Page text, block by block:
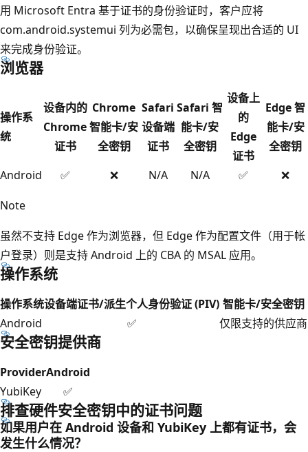
用 Microsoft Entra 基于证书的身份验证时，客户应将
com.android.systemui 列为必需包，以确保呈现出合适的 UI
来完成身份验证。
浏览器
操作系
统
设备内的
Chrome
证书
Chrome
智能卡/安
全密钥
Safari
设备端
证书
Safari 智
能卡/安
全密钥
设备上
的
Edge
证书
Edge 智
能卡/安
全密钥
Android
✅ ❌ N/A N/A ✅
❌
Note
虽然不支持 Edge 作为浏览器，但 Edge 作为配置文件（用于帐
户登录）则是支持 Android 上的 CBA 的 MSAL 应用。
操作系统
操作系统设备端证书/派生个人身份验证 (PIV) 智能卡/安全密钥
Android
✅ 仅限支持的供应商
安全密钥提供商
ProviderAndroid
YubiKey
✅
排查硬件安全密钥中的证书问题
如果用户在 Android 设备和 YubiKey 上都有证书，会
发生什么情况？